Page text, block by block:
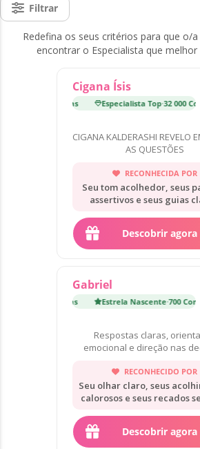
Filtrar
Redefina os seus critérios para que o/
encontrar o Especialista que
Cigana Ísis
Especialista Top·32 000
CIGANA KALDERASHI REVELO
AS QUESTÕES
RECONHECIDA POR
Seu tom acolhedor, seus
assertivos e seus guias
Descobrir agora
Gabriel
Estrela Nascente·700
Respostas claras,
emocional e direção nas
RECONHECIDO POR
Seu olhar claro, seus
calorosos e seus recados
Descobrir agora